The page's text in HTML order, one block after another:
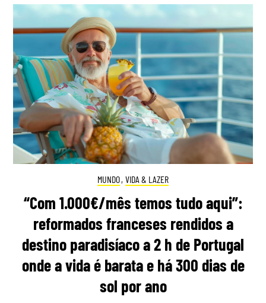
MUNDO, VIDA & LAZER
“Com 1.000€/mês temos tudo aqui”:
reformados franceses rendidos a
destino paradisíaco a 2 h de Portugal
onde a vida é barata e há 300 dias de
sol por ano